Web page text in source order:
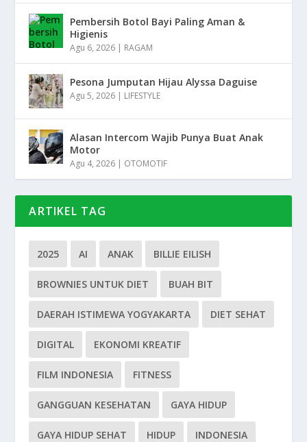
Pembersih Botol Bayi Paling Aman &
Higienis
Agu 6, 2026 | RAGAM
Pesona Jumputan Hijau Alyssa Daguise
Agu 5, 2026 | LIFESTYLE
Alasan Intercom Wajib Punya Buat Anak
Motor
Agu 4, 2026 | OTOMOTIF
ARTIKEL TAG
2025 AI ANAK BILLIE EILISH
BROWNIES UNTUK DIET BUAH BIT
DAERAH ISTIMEWA YOGYAKARTA DIET SEHAT
DIGITAL EKONOMI KREATIF
FILM INDONESIA FITNESS
GANGGUAN KESEHATAN GAYA HIDUP
GAYA HIDUP SEHAT HIDUP INDONESIA